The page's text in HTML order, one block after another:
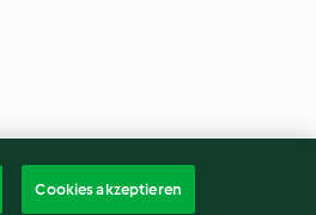
Cookies akzeptieren